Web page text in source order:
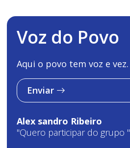
Voz do Povo
Aqui o povo tem voz e vez.
Enviar
Alex sandro Ribeiro
"Quero participar do grupo "